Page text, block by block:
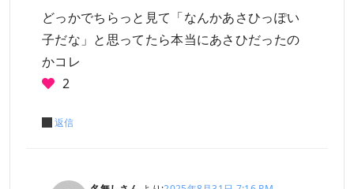
どっかでちらっと見て「なんかあさひっぽい
子だな」と思ってたら本当にあさひだったの
かコレ
2
返信